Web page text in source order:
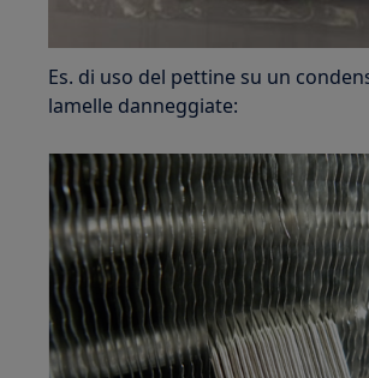
Es. di uso del pettine su un
lamelle danneggiate: